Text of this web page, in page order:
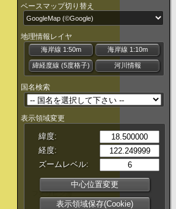
ベースマップ切り替え
地理情報レイヤ
海岸線 1:50m 海岸線 1:10m
緯経度線 (5度格子) 河川情報
国名検索
表示領域変更
緯度:
経度:
ズームレベル:
中心位置変更
表示領域保存(Cookie)